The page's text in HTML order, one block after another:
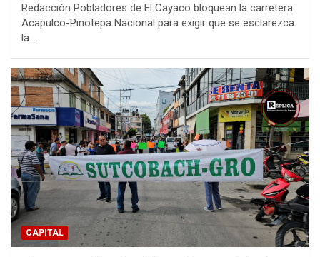
Redacción Pobladores de El Cayaco bloquean la carretera
Acapulco-Pinotepa Nacional para exigir que se esclarezca
la…
CAPITAL